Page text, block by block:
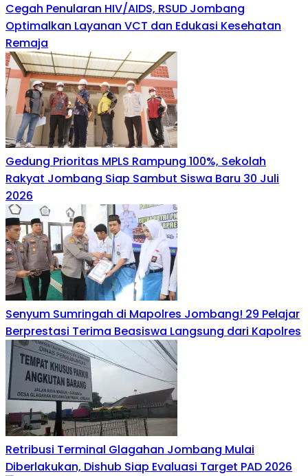
Cegah Penularan HIV/AIDS, RSUD Jombang
Optimalkan Layanan VCT dan Edukasi Kesehatan
Remaja
Gedung Prioritas MPLS Rampung 100%, Sekolah
Rakyat Jombang Siap Sambut Siswa Baru 30 Juli
2026
Senyum Sumringah di Mapolres Jombang! 29 Pelajar
Berprestasi Terima Beasiswa Langsung dari Kapolres
Retribusi Terminal Glagahan Jombang Mulai
Diberlakukan, Dishub Siap Evaluasi Target PAD 2026